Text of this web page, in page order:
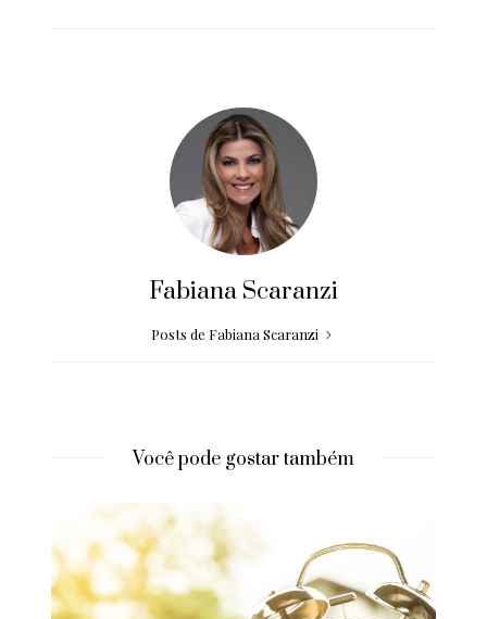
Fabiana Scaranzi
Posts de Fabiana Scaranzi
Você pode gostar também